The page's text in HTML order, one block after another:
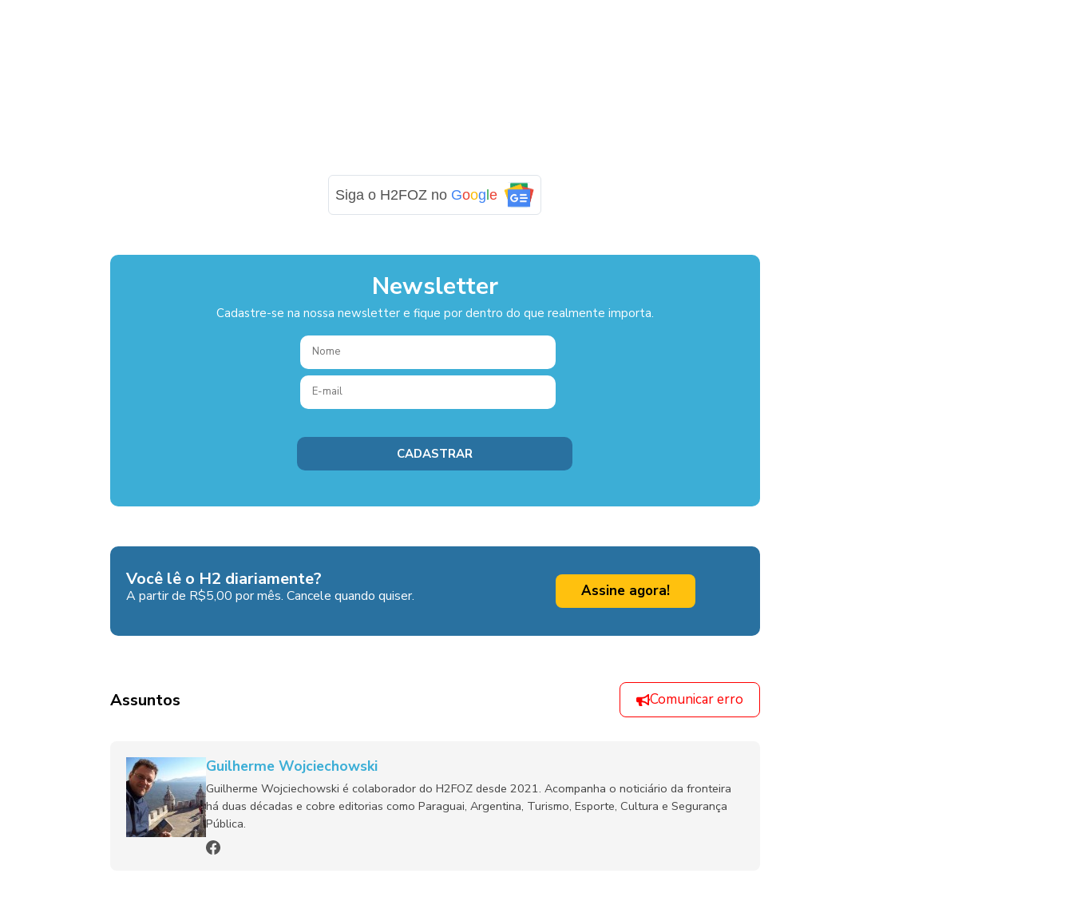
Siga o H2FOZ no Goog le
Newsletter
Cadastre-se na nossa newsletter e fique por dentro do que realmente importa.
Você lê o H2 diariamente?
A partir de R$5,00 por mês. Cancele quando quiser. Assine agora!
Assuntos Comunicar erro
Guilherme Wojciechowski
Guilherme Wojciechowski é colaborador do H2FOZ desde 2021. Acompanha o noticiário da fronteira
há duas décadas e cobre editorias como Paraguai, Argentina, Turismo, Esporte, Cultura e Segurança
Pública.